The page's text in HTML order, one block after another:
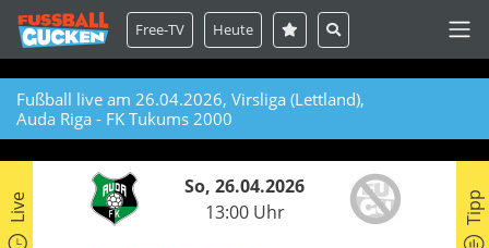
Free-TV Heute
Fußball live am 26.04.2026, Virsliga (Lettland),
Auda Riga - FK Tukums 2000
Live
So, 26.04.2026
13:00 Uhr
Tipp